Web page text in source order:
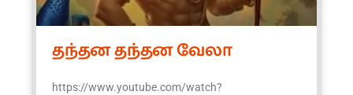
தந்தன தந்தன வேலா
https://www.youtube.com/watch?